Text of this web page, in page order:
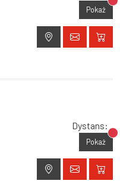
Pokaż
Dystans:
Pokaż